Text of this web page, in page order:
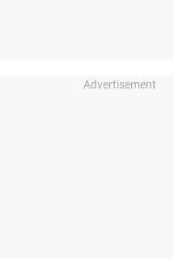
Advertisement